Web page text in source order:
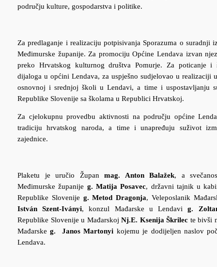
području kulture, gospodarstva i politike.
Za predlaganje i realizaciju potpisivanja Sporazuma o suradnji
Međimurske županije. Za promociju Općine Lendava izvan
preko Hrvatskog kulturnog društva Pomurje. Za poticanje i
dijaloga u općini Lendava, za uspješno sudjelovao u realizaciji
osnovnoj i srednjoj školi u Lendavi, a time i uspostavljanju
Republike Slovenije sa školama u Republici Hrvatskoj.
Za cjelokupnu provedbu aktivnosti na području općine
tradiciju hrvatskog naroda, a time i unapređuju suživot
zajednice.
Plaketu je uručio Župan mag. Anton Balažek, a
Međimurske županije g. Matija Posavec, državni tajnik u
Republike Slovenije g. Metod Dragonja, Veleposlanik
István Szent-Iványi, konzul Mađarske u Lendavig.
Republike Slovenije u MađarskojNj.E. Ksenija Škrilec te bivši
Mađarskeg. Janos Martonyi kojemu je dodijeljen naslov
Lendava.